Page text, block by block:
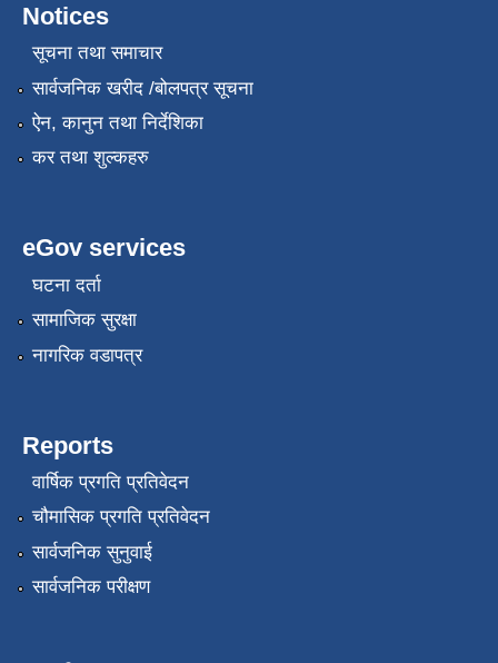
Notices
सूचना तथा समाचार
सार्वजनिक खरीद /बोलपत्र सूचना
ऐन, कानुन तथा निर्देशिका
कर तथा शुल्कहरु
eGov services
घटना दर्ता
सामाजिक सुरक्षा
नागरिक वडापत्र
Reports
वार्षिक प्रगति प्रतिवेदन
चौमासिक प्रगति प्रतिवेदन
सार्वजनिक सुनुवाई
सार्वजनिक परीक्षण